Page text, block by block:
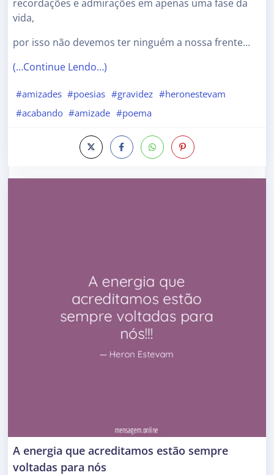
recordações e admirações em apenas uma fase da
vida,
por isso não devemos ter ninguém a nossa frente…
(…Continue Lendo…)
#amizades #poesias #gravidez #heronestevam
#acabando #amizade #poema
A energia que acreditamos estão sempre
voltadas para nós